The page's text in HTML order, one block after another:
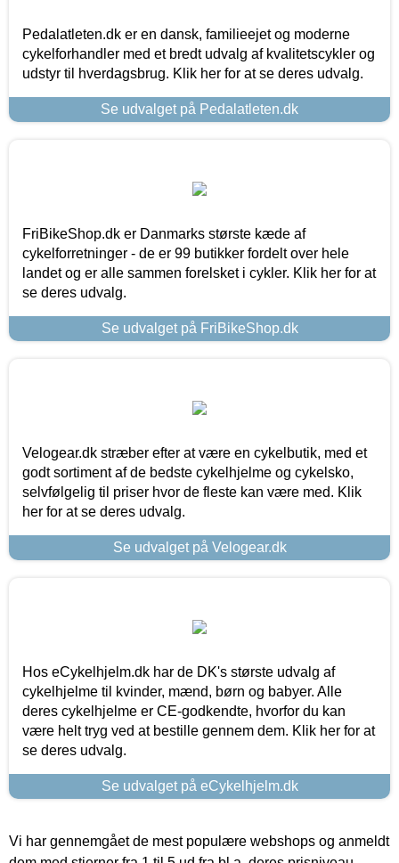
Pedalatleten.dk er en dansk, familieejet og moderne
cykelforhandler med et bredt udvalg af kvalitetscykler og
udstyr til hverdagsbrug. Klik her for at se deres udvalg.
Se udvalget på Pedalatleten.dk
FriBikeShop.dk er Danmarks største kæde af
cykelforretninger - de er 99 butikker fordelt over hele
landet og er alle sammen forelsket i cykler. Klik her for at
se deres udvalg.
Se udvalget på FriBikeShop.dk
Velogear.dk stræber efter at være en cykelbutik, med et
godt sortiment af de bedste cykelhjelme og cykelsko,
selvfølgelig til priser hvor de fleste kan være med. Klik
her for at se deres udvalg.
Se udvalget på Velogear.dk
Hos eCykelhjelm.dk har de DK's største udvalg af
cykelhjelme til kvinder, mænd, børn og babyer. Alle
deres cykelhjelme er CE-godkendte, hvorfor du kan
være helt tryg ved at bestille gennem dem. Klik her for at
se deres udvalg.
Se udvalget på eCykelhjelm.dk
Vi har gennemgået de mest populære webshops og anmeldt